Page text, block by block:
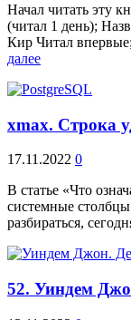
Начал читать эту
(читал 1 день);
Кир Читал
далее
xmax. Строка
17.11.2022 0
В статье «Что
системные
разбираться,
52. Уиндем